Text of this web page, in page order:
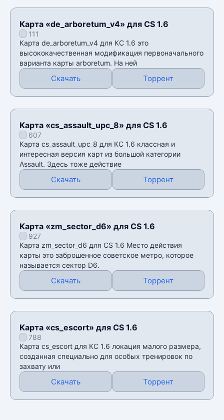
Карта «de_arboretum_v4» для CS 1.6
111
Карта de_arboretum_v4 для КС 1.6 это
высококачественная модификация первоначального
варианта карты arboretum. На ней
Скачать Торрент
Карта «cs_assault_upc_8» для CS 1.6
607
Карта cs_assault_upc_8 для КС 1.6 классная и
интересная версия карт из большой категории
Аssault. Здесь тоже действие
Скачать Торрент
Карта «zm_sector_d6» для CS 1.6
927
Карта zm_sector_d6 для CS 1.6 Место действия
карты это заброшенное советское метро, которое
называется сектор D6.
Скачать Торрент
Карта «cs_escort» для CS 1.6
788
Карта cs_escort для КС 1.6 локация малого размера,
созданная специально для особых тренировок по
захвату или
Скачать Торрент